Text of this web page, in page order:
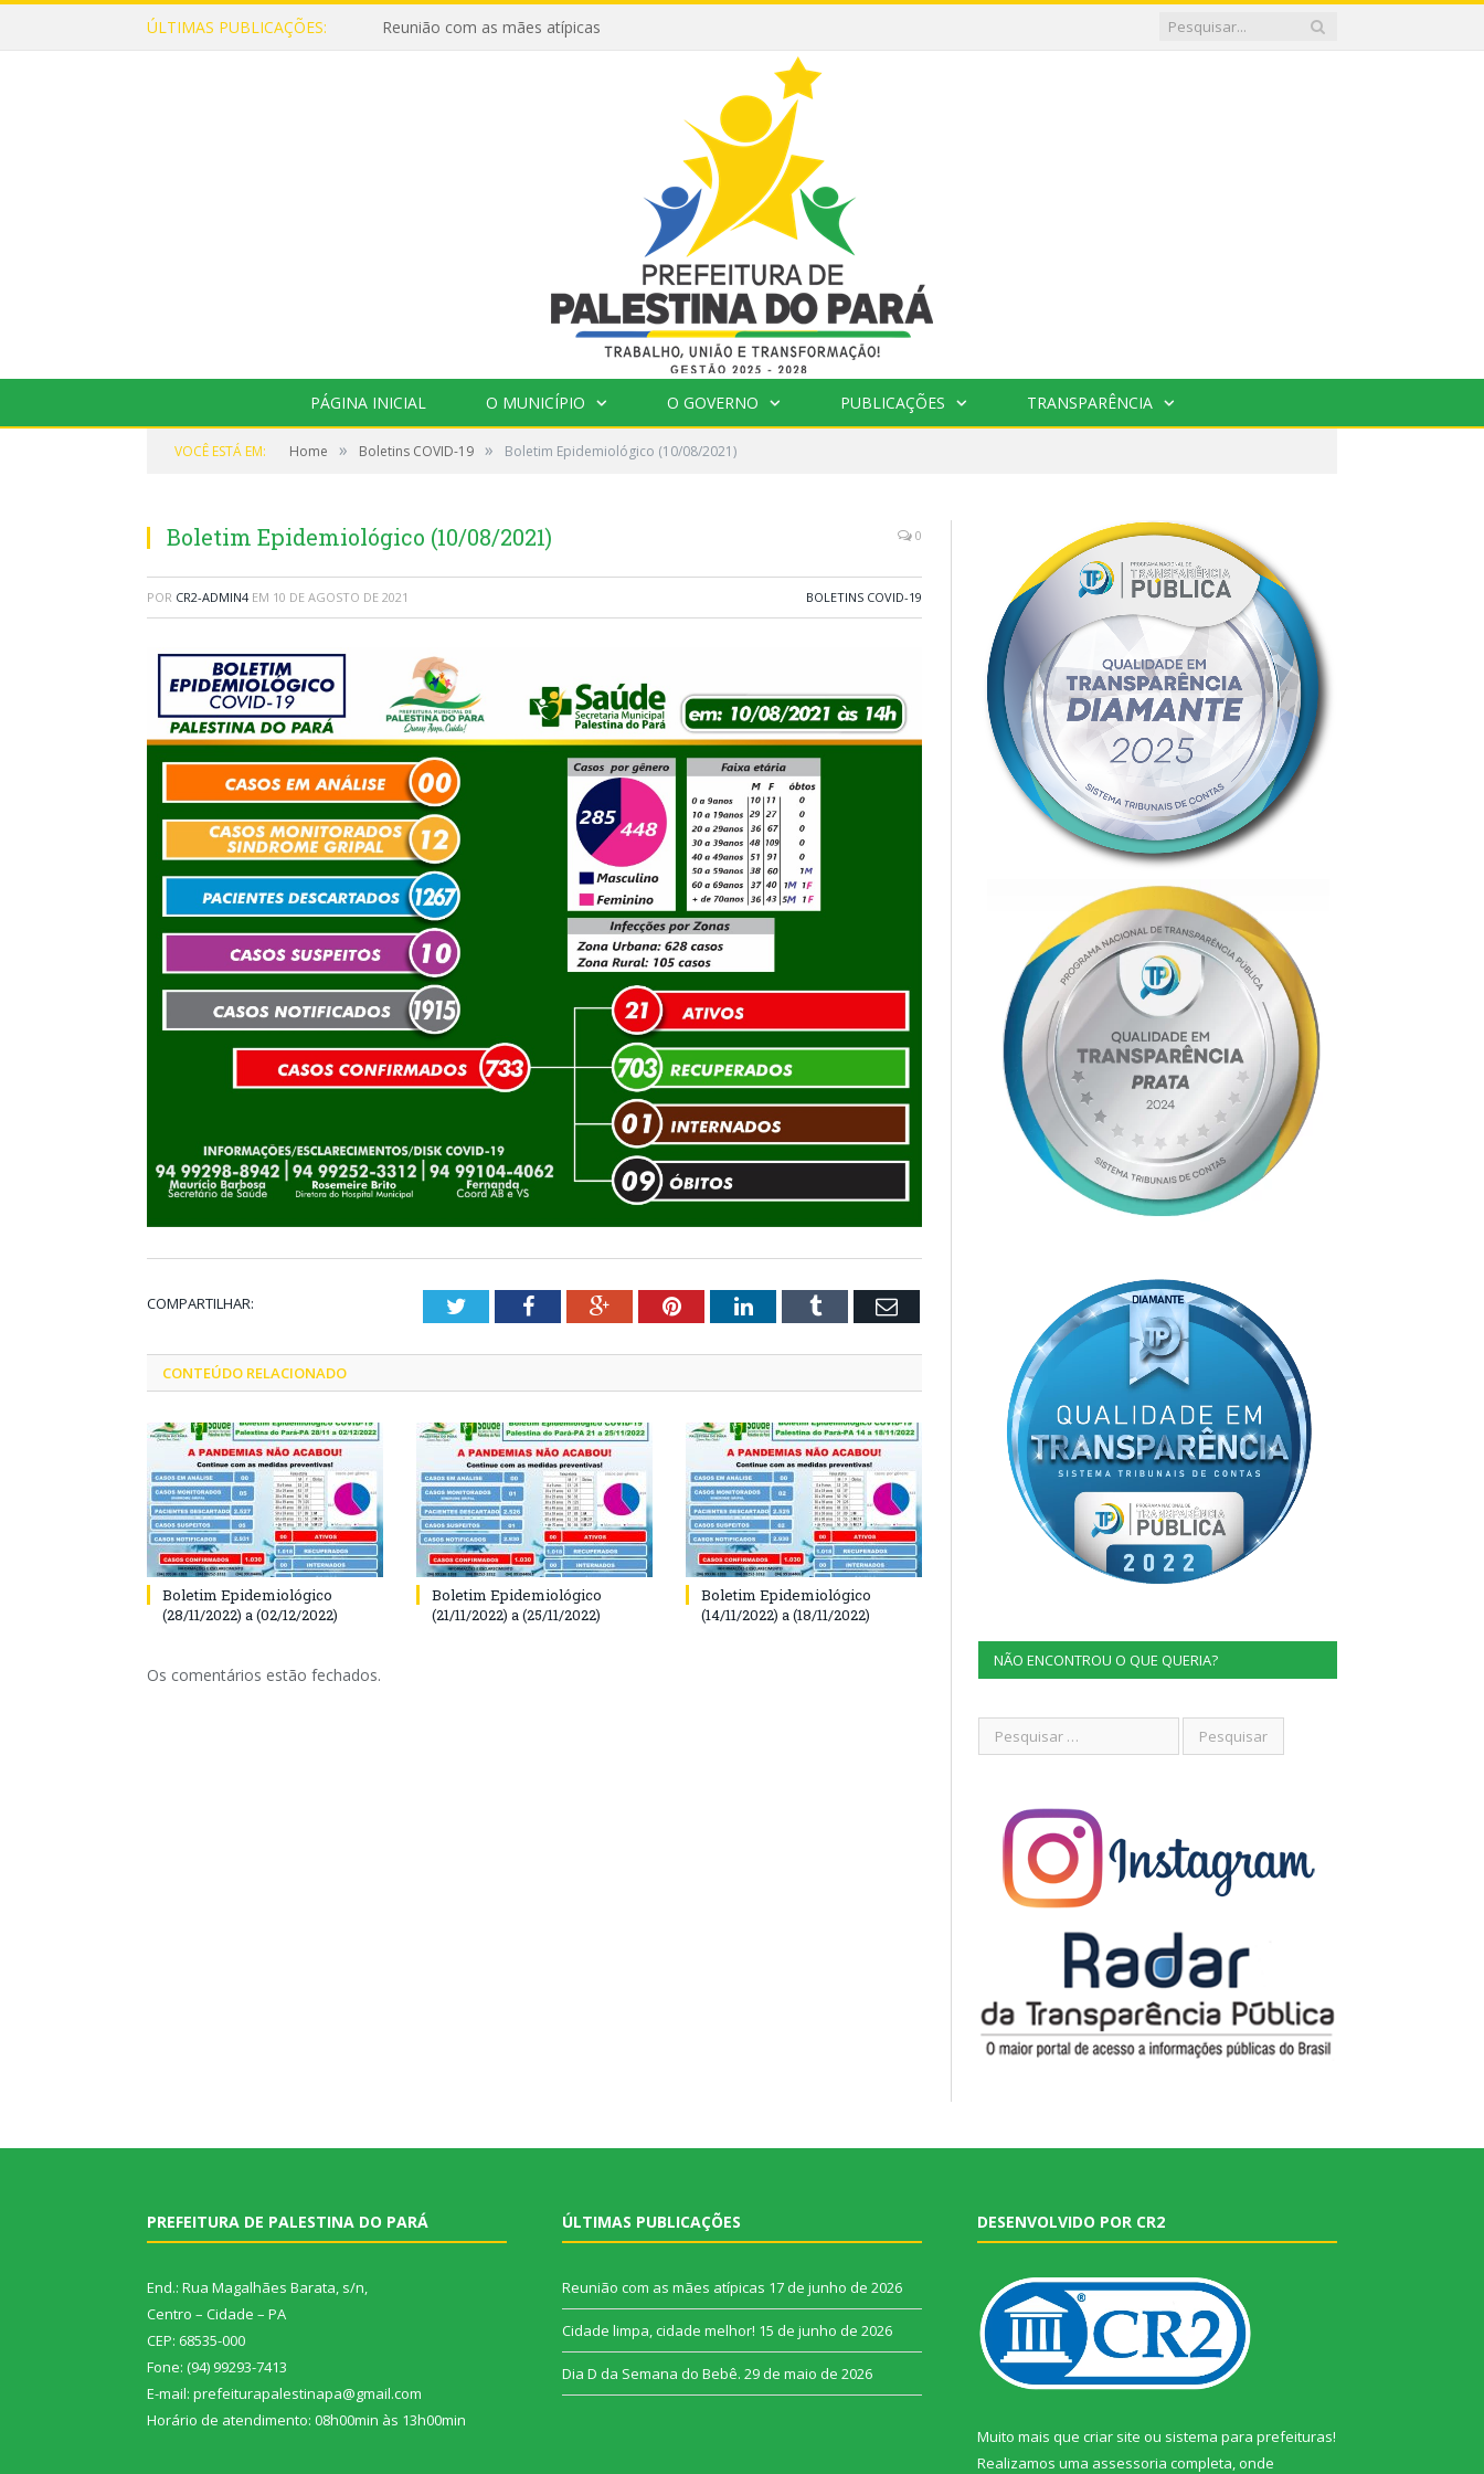
ÚLTIMAS PUBLICAÇÕES: Reunião com as mães atípicas
PÁGINA INICIAL O MUNICÍPIO O GOVERNO PUBLICAÇÕES TRANSPARÊNCIA
VOCÊ ESTÁ EM: Home » Boletins COVID-19 » Boletim Epidemiológico (10/08/2021)
Boletim Epidemiológico (10/08/2021) 0
POR CR2-ADMIN4 EM 10 DE AGOSTO DE 2021 BOLETINS COVID-19
COMPARTILHAR: TwitterFacebookGoogle+PinterestLinkedInTumblr Email
CONTEÚDO RELACIONADO
Boletim Epidemiológico
(28/11/2022) a (02/12/2022)
Boletim Epidemiológico
(21/11/2022) a (25/11/2022)
Boletim Epidemiológico
(14/11/2022) a (18/11/2022)
Os comentários estão fechados.
NÃO ENCONTROU O QUE QUERIA?
PREFEITURA DE PALESTINA DO PARÁ
End.: Rua Magalhães Barata, s/n,
Centro – Cidade – PA
CEP: 68535-000
Fone: (94) 99293-7413
E-mail: prefeiturapalestinapa@gmail.com
Horário de atendimento: 08h00min às 13h00min
ÚLTIMAS PUBLICAÇÕES
Reunião com as mães atípicas 17 de junho de 2026
Cidade limpa, cidade melhor! 15 de junho de 2026
Dia D da Semana do Bebê. 29 de maio de 2026
DESENVOLVIDO POR CR2
Muito mais que criar site ou sistema para prefeituras!
Realizamos uma assessoria completa, onde